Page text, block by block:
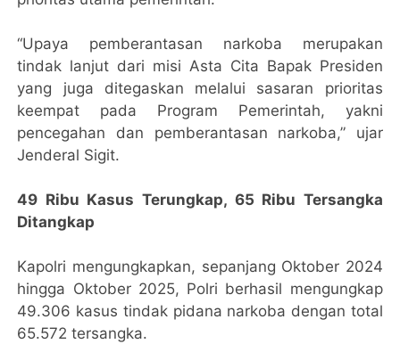
“Upaya pemberantasan narkoba merupakan
tindak lanjut dari misi Asta Cita Bapak Presiden
yang juga ditegaskan melalui sasaran prioritas
keempat pada Program Pemerintah, yakni
pencegahan dan pemberantasan narkoba,” ujar
Jenderal Sigit.
49 Ribu Kasus Terungkap, 65 Ribu Tersangka
Ditangkap
Kapolri mengungkapkan, sepanjang Oktober 2024
hingga Oktober 2025, Polri berhasil mengungkap
49.306 kasus tindak pidana narkoba dengan total
65.572 tersangka.